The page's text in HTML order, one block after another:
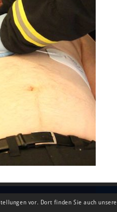
vor. Dort finden Sie auch unsere